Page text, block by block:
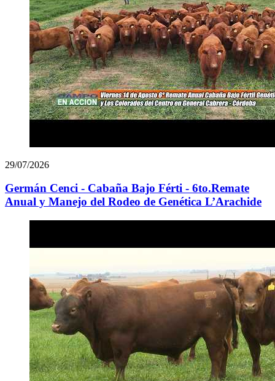
29/07/2026
Germán Cenci - Cabaña Bajo Férti - 6to.Remate
Anual y Manejo del Rodeo de Genética L’Arachide